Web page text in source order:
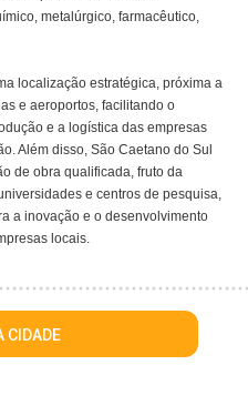
metalúrgico, farmacêutico,
localização estratégica, próxima a
e aeroportos, facilitando o
e a logística das empresas
Além disso, São Caetano do Sul
de obra qualificada, fruto da
e centros de pesquisa,
a inovação e o desenvolvimento
locais.
CIDADE